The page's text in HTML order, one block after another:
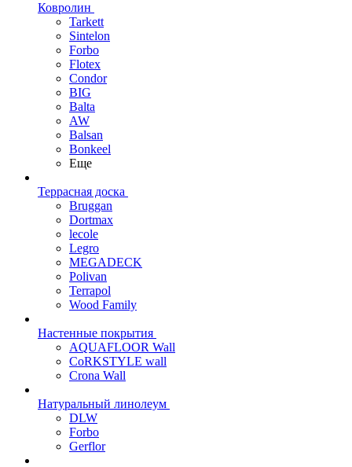
Ковролин
Tarkett
Sintelon
Forbo
Flotex
Condor
BIG
Balta
AW
Balsan
Bonkeel
Еще
Террасная доска
Bruggan
Dortmax
lecole
Legro
MEGADECK
Polivan
Terrapol
Wood Family
Настенные покрытия
AQUAFLOOR Wall
CoRKSTYLE wall
Crona Wall
Натуральный линолеум
DLW
Forbo
Gerflor